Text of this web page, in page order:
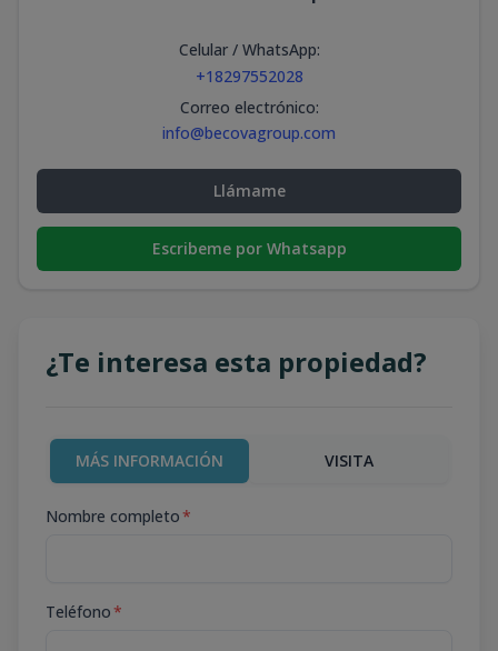
Celular / WhatsApp:
+18297552028
Correo electrónico:
info@becovagroup.com
Llámame
Escribeme por Whatsapp
¿Te interesa esta propiedad?
MÁS INFORMACIÓN VISITA
Nombre completo*
Teléfono*